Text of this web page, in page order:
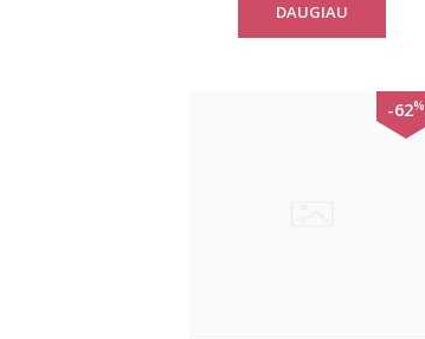
DAUGIAU
-62%